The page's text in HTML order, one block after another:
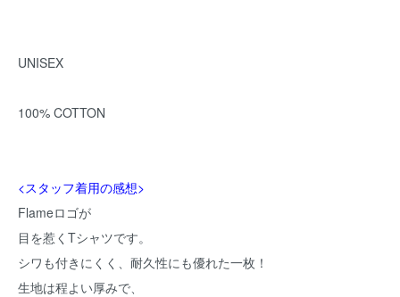
UNISEX
100% COTTON
<スタッフ着用の感想>
Flameロゴが
目を惹くTシャツです。
シワも付きにくく、耐久性にも優れた一枚！
生地は程よい厚みで、